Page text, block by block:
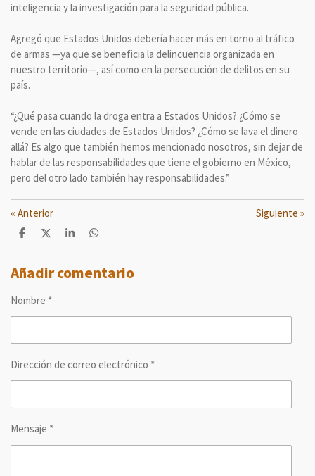
inteligencia y la investigación para la seguridad pública.
Agregó que Estados Unidos debería hacer más en torno al tráfico
de armas —ya que se beneficia la delincuencia organizada en
nuestro territorio—, así como en la persecución de delitos en su
país.
“¿Qué pasa cuando la droga entra a Estados Unidos? ¿Cómo se
vende en las ciudades de Estados Unidos? ¿Cómo se lava el dinero
allá? Es algo que también hemos mencionado nosotros, sin dejar de
hablar de las responsabilidades que tiene el gobierno en México,
pero del otro lado también hay responsabilidades.”
« Anterior Siguiente »
C
p
a
t
C
p
a
C
p
a
C
p
a
Añadir comentario
Nombre *
Dirección de correo electrónico *
Mensaje *